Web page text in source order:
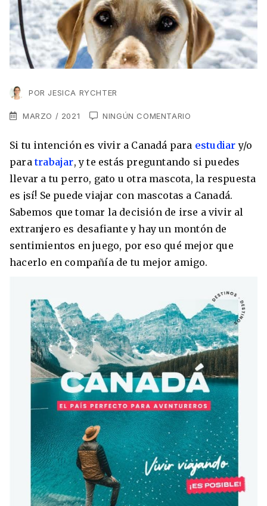
Working Holidays
Lo último sobre intercambios
Los países que más innovan en el campo
digital
Romina Guzman 24/11/2021
Australia permitirá la entrada de
estudiantes y trabajadores cualificados
vacunados contra el Covid-19
Agustina Fontirroig 23/11/2021
Malta
Reino Unido
Suecia
China
Corea del Sur
Japón
Oceanía
Australia
Nueva Zelanda
Brasil
Canadá
Estados Unidos
Ecuador
México
VER TODOS LOS PAÍSES
VER TODAS LAS EXPERIENCIAS
Estudia un Máster de Marketing en Madrid
Estudia Inglés frente al Mediterráneo
Estudia un Bachelor de IT en Cork
Síguenos en las redes
Suscríbete a nuestro
newsletter
Recibe toda la info que necesitas para
vivir afuera.
He leído y acepto los Términos y
POR JESICA RYCHTER
MARZO / 2021 NINGÚN COMENTARIO
Si tu intención es vivir a Canadá para estudiar y/o
para trabajar, y te estás preguntando si puedes
llevar a tu perro, gato u otra mascota, la respuesta
es ¡sí! Se puede viajar con mascotas a Canadá.
Sabemos que tomar la decisión de irse a vivir al
extranjero es desafiante y hay un montón de
sentimientos en juego, por eso qué mejor que
hacerlo en compañía de tu mejor amigo.